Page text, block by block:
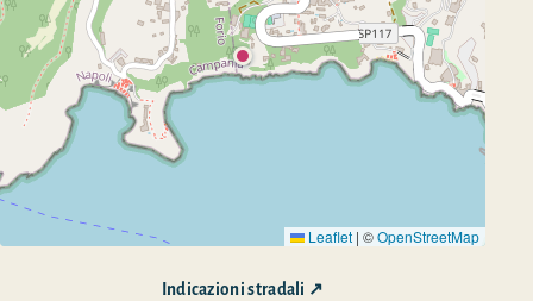
Leaflet | ©OpenStreetMap
Indicazioni stradali ↗